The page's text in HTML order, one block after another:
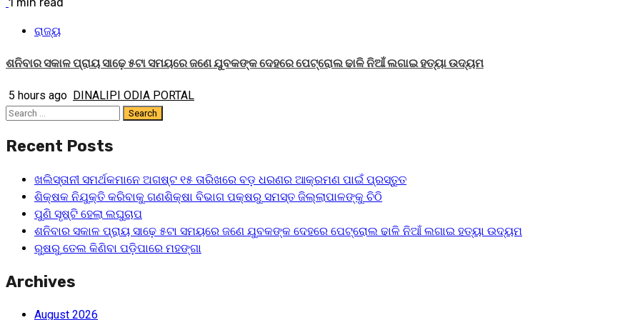
ରାଜ୍ୟ
ଶନିବାର ସକାଳ ପ୍ରାୟ ସାଢ଼େ ୫ଟା ସମୟରେ ଜଣେ ଯୁବକଙ୍କ ଦେହରେ ପେଟ୍ରୋଲ ଢାଳି ନିଆଁ ଲଗାଇ ହତ୍ୟା ଉଦ୍ୟମ
5 hours ago DINALIPI ODIA PORTAL
Search
Recent Posts
ଖଲିସ୍ତାନୀ ସମର୍ଥକମାନେ ଅଗଷ୍ଟ ୧୫ ତାରିଖରେ ବଡ଼ ଧରଣର ଆକ୍ରମଣ ପାଇଁ ପ୍ରସ୍ତୁତ
ଶିକ୍ଷକ ନିଯୁକ୍ତି କରିବାକୁ ଗଣଶିକ୍ଷା ବିଭାଗ ପକ୍ଷରୁ ସମସ୍ତ ଜିଲ୍ଲାପାଳଙ୍କୁ ଚିଠି
ପୁଣି ସୃଷ୍ଟି ହେଲା ଲଘୁଚାପ
ଶନିବାର ସକାଳ ପ୍ରାୟ ସାଢ଼େ ୫ଟା ସମୟରେ ଜଣେ ଯୁବକଙ୍କ ଦେହରେ ପେଟ୍ରୋଲ ଢାଳି ନିଆଁ ଲଗାଇ ହତ୍ୟା ଉଦ୍ୟମ
ରୁଷରୁ ତେଲ କିଣିବା ପଡ଼ିପାରେ ମହଙ୍ଗା
Archives
August 2026